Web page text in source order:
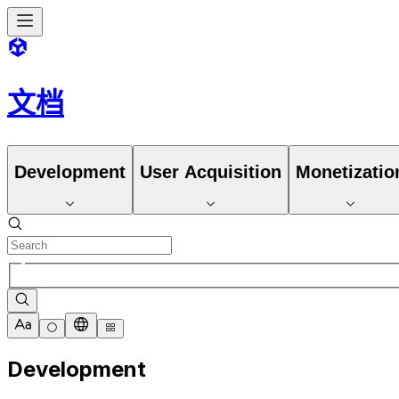
文档
Development User Acquisition
Development